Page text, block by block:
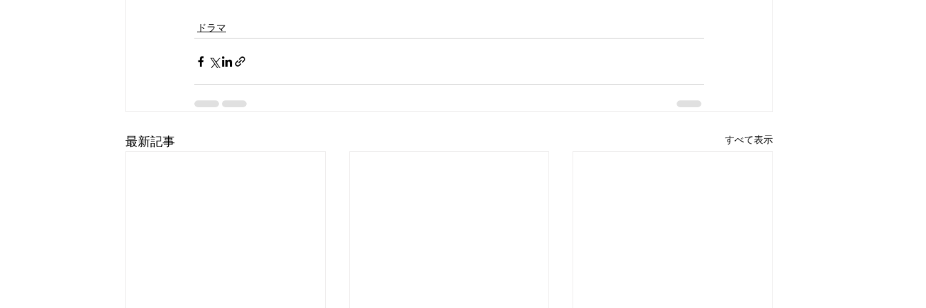
ドラマ
最新記事 すべて表示